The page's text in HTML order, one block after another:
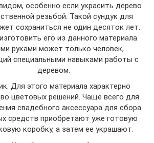
особенно если украсить дерево
резьбой. Такой сундук для
сохраниться не один десяток лет.
его из данного материала
руками может только человек,
специальными навыками работы с
деревом.
Для этого материала характерно
цветовых решений. Чаще всего для
свадебного аксессуара для сбора
средств приобретают уже готовую
коробку, а затем ее украшают.